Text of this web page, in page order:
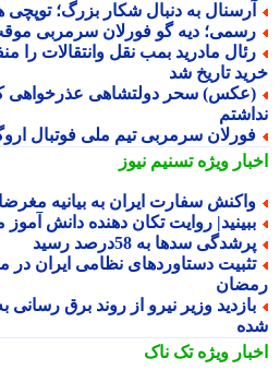
به دنبال شکار بزرگ؛ توپچی ها
دیه گو فورلان سرمربی موقت
مادرید بمب نقل وانتقالات را
تاریخ شد
سحر دولتشاهی عذرخواهی کرد؛
سرمربی تیم ملی فوتبال
ویژهتسنیم نیوز
سفارت ایران به بیانیه مغرضانه
روایت تکان دهنده دانش آموز
سدها به 58درصد رسید
دستاوردهای نظامی ایران در
وزیر نیرو از روند برق رسانی
ویژهتک ناک